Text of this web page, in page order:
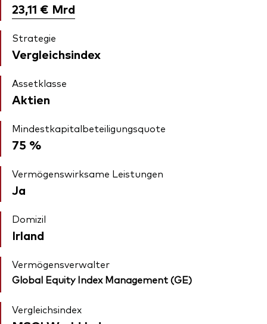
23,11 € Mrd
Strategie
Vergleichsindex
Assetklasse
Aktien
Mindestkapitalbeteiligungsquote
75 %
Vermögenswirksame Leistungen
Ja
Domizil
Irland
Vermögensverwalter
Global Equity Index Management (GE)
Vergleichsindex